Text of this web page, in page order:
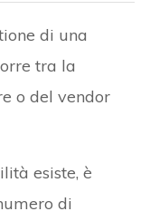
di una
tra la
o del vendor
esiste, è
di